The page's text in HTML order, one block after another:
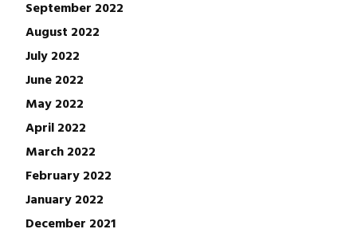
September 2022
August 2022
July 2022
June 2022
May 2022
April 2022
March 2022
February 2022
January 2022
December 2021